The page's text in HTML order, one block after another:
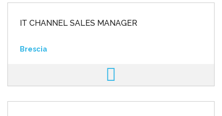
IT CHANNEL SALES MANAGER
Brescia